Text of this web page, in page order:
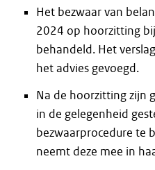
Het bezwaar van
2024 op hoorzitting
behandeld. Het
het advies gevoegd.
Na de hoorzitting zijn
in de gelegenheid
bezwaarprocedure te
neemt deze mee in